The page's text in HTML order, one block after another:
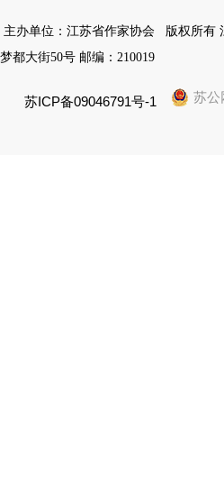
主办单位：江苏省作家协会 版权所有
梦都大街50号 邮编：210019
苏ICP备09046791号-1 苏公